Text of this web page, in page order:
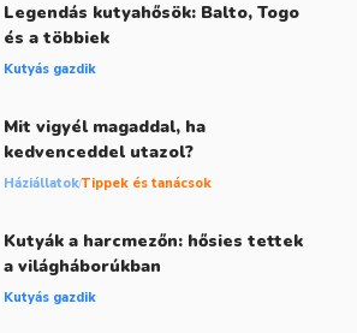
Legendás kutyahősök: Balto, Togo
és a többiek
Kutyás gazdik
Mit vigyél magaddal, ha
kedvenceddel utazol?
HáziállatokTippek és tanácsok
Kutyák a harcmezőn: hősies tettek
a világháborúkban
Kutyás gazdik